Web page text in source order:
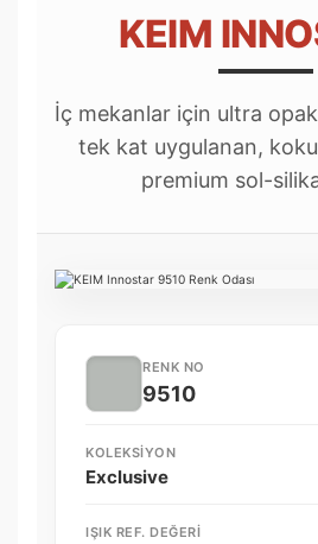
KEIM
İç mekanlar için ultra
tek kat uygulanan,
premium sol-
RENK NO
9510
KOLEKSIYON
Exclusive
IŞIK REF. DEĞERI